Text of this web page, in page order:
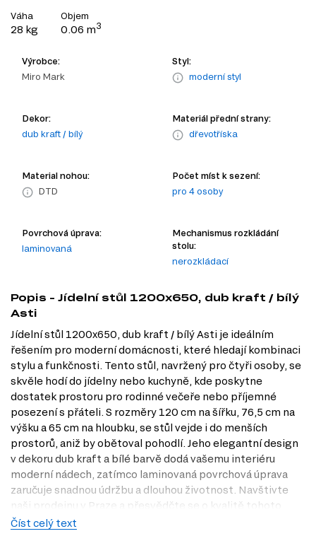
Váha
28 kg
Objem
0.06 m3
Výrobce:
Miro Mark
Styl:
moderní styl
Dekor:
dub kraft / bílý
Materiál přední strany:
dřevotříska
Material nohou:
DTD
Počet míst k sezení:
pro 4 osoby
Povrchová úprava:
laminovaná
Mechanismus rozkládání
stolu:
nerozkládací
Popis - Jídelní stůl 1200x650, dub kraft / bílý
Asti
Jídelní stůl 1200x650, dub kraft / bílý Asti je ideálním
řešením pro moderní domácnosti, které hledají kombinaci
stylu a funkčnosti. Tento stůl, navržený pro čtyři osoby, se
skvěle hodí do jídelny nebo kuchyně, kde poskytne
dostatek prostoru pro rodinné večeře nebo příjemné
posezení s přáteli. S rozměry 120 cm na šířku, 76,5 cm na
výšku a 65 cm na hloubku, se stůl vejde i do menších
prostorů, aniž by obětoval pohodlí. Jeho elegantní design
v dekoru dub kraft a bílé barvě dodá vašemu interiéru
moderní nádech, zatímco laminovaná povrchová úprava
zaručuje snadnou údržbu a dlouhou životnost. Navštivte
naši prodejnu v Praze a přesvědčte se o kvalitě tohoto
stolu na vlastní oči.
Číst celý text